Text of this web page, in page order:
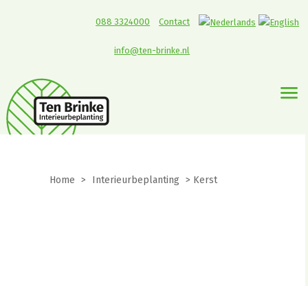
Contact
088 3324000
info@ten-brinke.nl
Home > Interieurbeplanting > Kerst